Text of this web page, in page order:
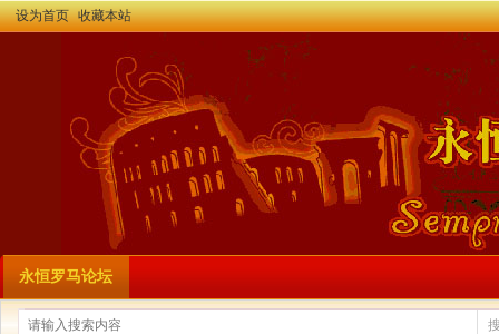
设为首页 收藏本站
永恒罗马论坛